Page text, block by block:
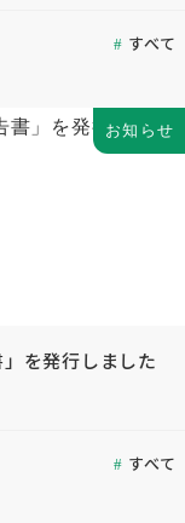
すべて
お知らせ
を発行しました
すべて